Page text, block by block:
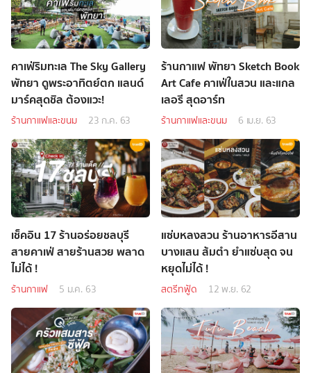
คาเฟ่ริมทะเล The Sky Gallery
พัทยา ดูพระอาทิตย์ตก แลนด์
มาร์คสุดชิล ต้องแวะ!
ร้านกาแฟและขนม 23 ก.ค. 63
ร้านกาแฟ พัทยา Sketch Book
Art Cafe คาเฟ่ในสวน และแกล
เลอรี สุดอาร์ท
ร้านกาแฟและขนม 6 เม.ย. 63
เช็คอิน 17 ร้านอร่อยชลบุรี
สายคาเฟ่ สายร้านสวย พลาด
ไม่ได้ !
ร้านกาแฟ 5 ม.ค. 63
แซ่บหลงสวน ร้านอาหารอีสาน
บางแสน ส้มตำ ยำแซ่บสุด จน
หยุดไม่ได้ !
สตรีทฟู้ด 12 พ.ย. 62